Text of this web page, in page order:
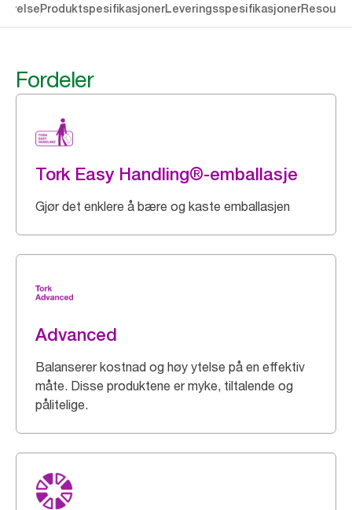
ProduktspesifikasjonerLeveringsspesifikasjoner
Fordeler
Tork Easy Handling®-emballasje
Gjør det enklere å bære og kaste emballasjen
Advanced
Balanserer kostnad og høy ytelse på en effektiv
måte. Disse produktene er myke, tiltalende og
pålitelige.